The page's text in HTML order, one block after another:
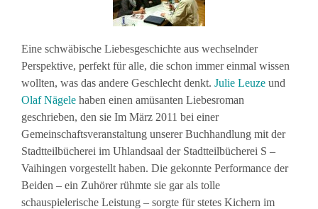
Eine schwäbische Liebesgeschichte aus wechselnder
Perspektive, perfekt für alle, die schon immer einmal wissen
wollten, was das andere Geschlecht denkt. Julie Leuze und
Olaf Nägele haben einen amüsanten Liebesroman
geschrieben, den sie Im März 2011 bei einer
Gemeinschaftsveranstaltung unserer Buchhandlung mit der
Stadtteilbücherei im Uhlandsaal der Stadtteilbücherei S –
Vaihingen vorgestellt haben. Die gekonnte Performance der
Beiden – ein Zuhörer rühmte sie gar als tolle
schauspielerische Leistung – sorgte für stetes Kichern im